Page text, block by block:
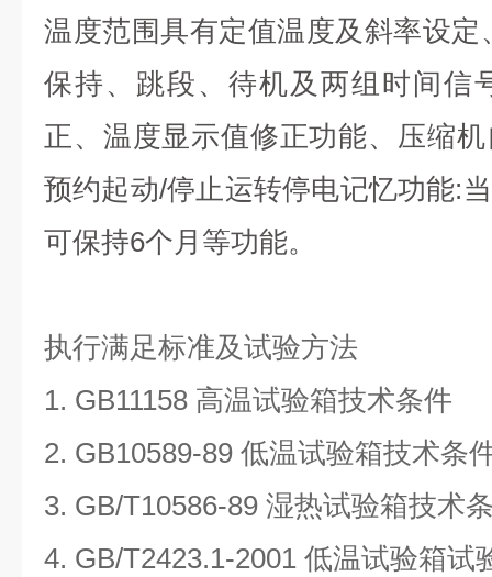
温度范围具有定值温度及斜率设
保持、跳段、待机及两组时间信
正、温度显示值修正功能、压缩
预约起动/停止运转停电记忆功能:
可保持6个月等功能。
执行满足标准及试验方法
1. GB11158 高温试验箱技术条件
2. GB10589-89 低温试验箱技术条
3. GB/T10586-89 湿热试验箱技术
4. GB/T2423.1-2001 低温试验箱试